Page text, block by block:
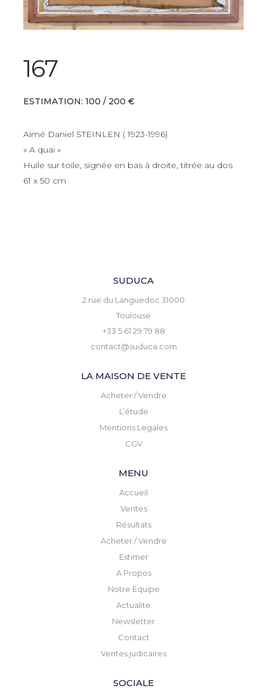
167
ESTIMATION: 100 / 200 €
Aimé Daniel STEINLEN ( 1923-1996)
« A quai »
Huile sur toile, signée en bas à droite, titrée au dos
61 x 50 cm
SUDUCA
2 rue du Languedoc 31000
Toulouse
+33 5 61 29 79 88
contact@suduca.com
LA MAISON DE VENTE
Acheter / Vendre
L’étude
Mentions Legales
CGV
MENU
Accueil
Ventes
Résultats
Acheter / Vendre
Estimer
A Propos
Notre Equipe
Actualite
Newsletter
Contact
Ventes judicaires
SOCIALE